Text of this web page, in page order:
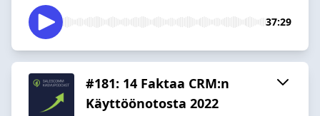
37:29
#181: 14 Faktaa CRM:n
Käyttöönotosta 2022